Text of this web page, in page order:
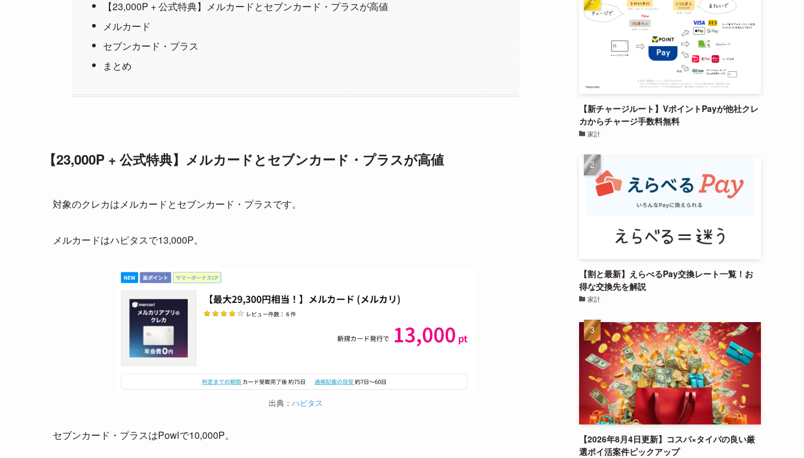
【23,000P + 公式特典】メルカードとセブンカード・プラスが高値
メルカード
セブンカード・プラス
まとめ
【23,000P + 公式特典】メルカードとセブンカード・プラスが高値
対象のクレカはメルカードとセブンカード・プラスです。
メルカードはハピタスで13,000P。
出典： ハピタス
セブンカード・プラスはPowlで10,000P。
【新チャージルート】VポイントPayが他社クレ
カからチャージ手数料無料
家計
【割と最新】えらべるPay交換レート一覧！お
得な交換先を解説
家計
【2026年8月4日更新】コスパ×タイパの良い厳
選ポイ活案件ピックアップ